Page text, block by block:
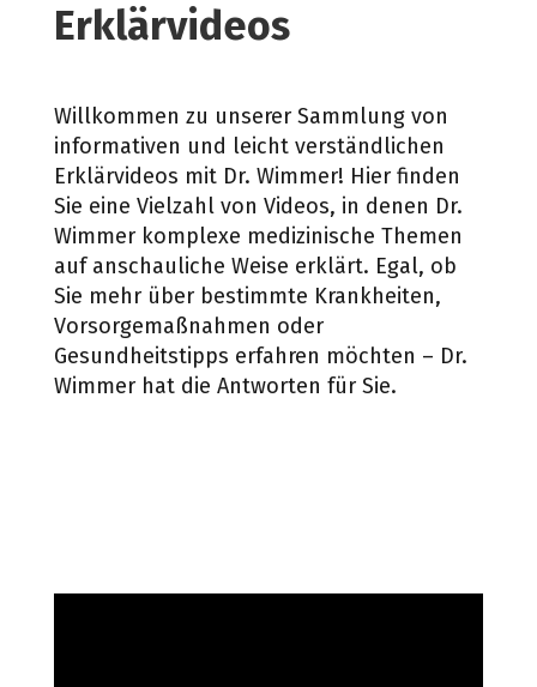
Erklärvideos
Willkommen zu unserer Sammlung von
informativen und leicht verständlichen
Erklärvideos mit Dr. Wimmer! Hier finden
Sie eine Vielzahl von Videos, in denen Dr.
Wimmer komplexe medizinische Themen
auf anschauliche Weise erklärt. Egal, ob
Sie mehr über bestimmte Krankheiten,
Vorsorgemaßnahmen oder
Gesundheitstipps erfahren möchten – Dr.
Wimmer hat die Antworten für Sie.